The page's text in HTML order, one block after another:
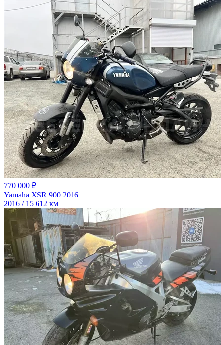
770 000 ₽
Yamaha XSR 900 2016
2016 / 15 612 км